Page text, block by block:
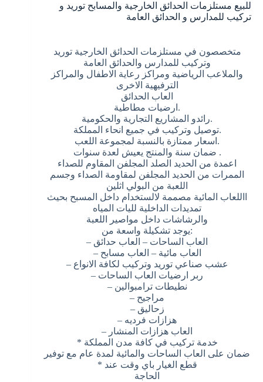
للبيع مستلزمات الحدائق الخارجية والمسابح توريد و
تركيب للمدارس و الحدائق العامة
متخصصون في مستلزمات الحدائق الخارجية توريد
وتركيب للمدارس والحدائق العامة
والملاعب الرياضية ومراكز رعاية الاطفال والمراكز
الترفيهية الاخرى
العاب الحدائق
.ارضيات مطاطية
.رائدو المشاريع التجارية والحكومية
.توصيل وتركيب في جميع انحاء المملكة
.اسعار ممتازة بالنسبة لمجموعة اللعب
. ضمان سنة والمنتج يعيش لعدة سنوات
اعمدة من الحديد الصلد المجلفن المقاوم للصداء
الممرات من الحديد المجلفن لمقاومة الصداء وجسم
اللعبة من البولي اثلين
االلعاب المائية مصممة لالستخدام داخل المسبح بحيث
تمديدات الداخلية لليات المياه
والرشاشات داخل مواصير اللعبة
:يوجد تشكيلة واسعة من
العاب الساحات – العاب حدائق –
العاب مائية – العاب مسابح –
عشب صناعي توريد وتركيب لكافة الانواع –
ربر ارضيات العاب الساحات –
نطيطات ترامبوالين –
مراجيح –
زحاليق –
هزازات فرديه –
العاب هزازات المنشار –
خدمة تركيب في كافة مدن المملكة *
ضمان على العاب الساحات والمائية لمدة عام مع توفير
قطع الغيار باي وقت عند *
الحاجة